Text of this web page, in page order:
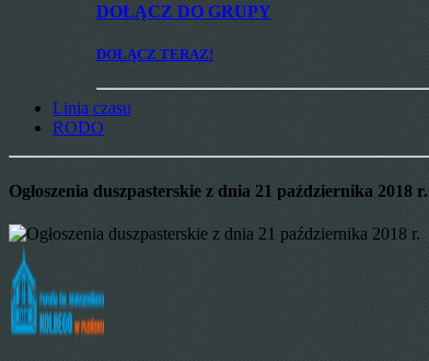
DOŁĄCZ DO GRUPY
DOŁĄCZ TERAZ!
Linia czasu
RODO
Ogłoszenia duszpasterskie z dnia 21 października 2018 r.